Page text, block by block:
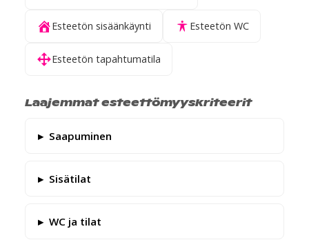
Esteetön sisäänkäynti Esteetön WC
Esteetön tapahtumatila
Laajemmat esteettömyyskriteerit
Saapuminen
Sisätilat
WC ja tilat